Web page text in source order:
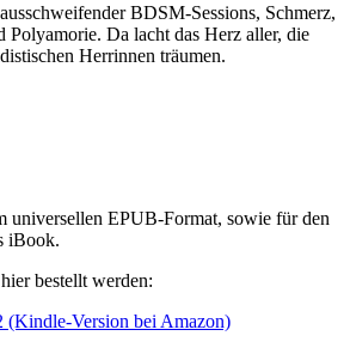
BDSM-Sessions, Schmerz,
Polyamorie. Da lacht das Herz aller, die
Herrinnen träumen.
universellen EPUB-Format, sowie für den
iBook.
bestellt werden:
(Kindle-Version bei Amazon)